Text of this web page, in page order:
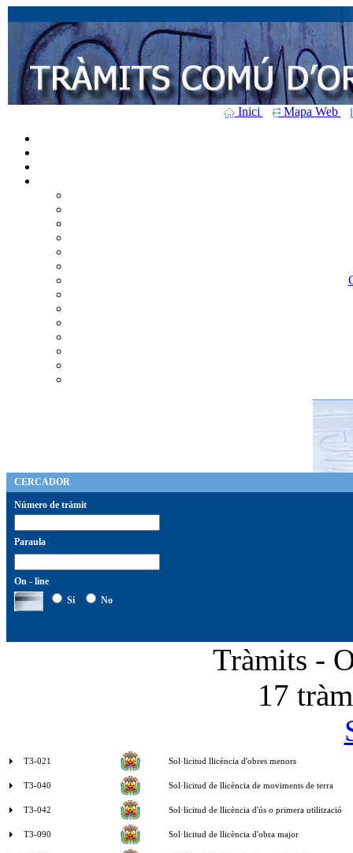
Inici Mapa Web
CERCADOR
Número de tràmit
Paraula
On - line
Si
No
Tràmits -
17
T3-021 Sol·licitud llicència d'obres menors
T3-040 Sol·licitud de llicència de moviments de terra
T3-042 Sol·licitud de llicència d'ús o primera utilització
T3-090 Sol·licitud de llicència d'obra major